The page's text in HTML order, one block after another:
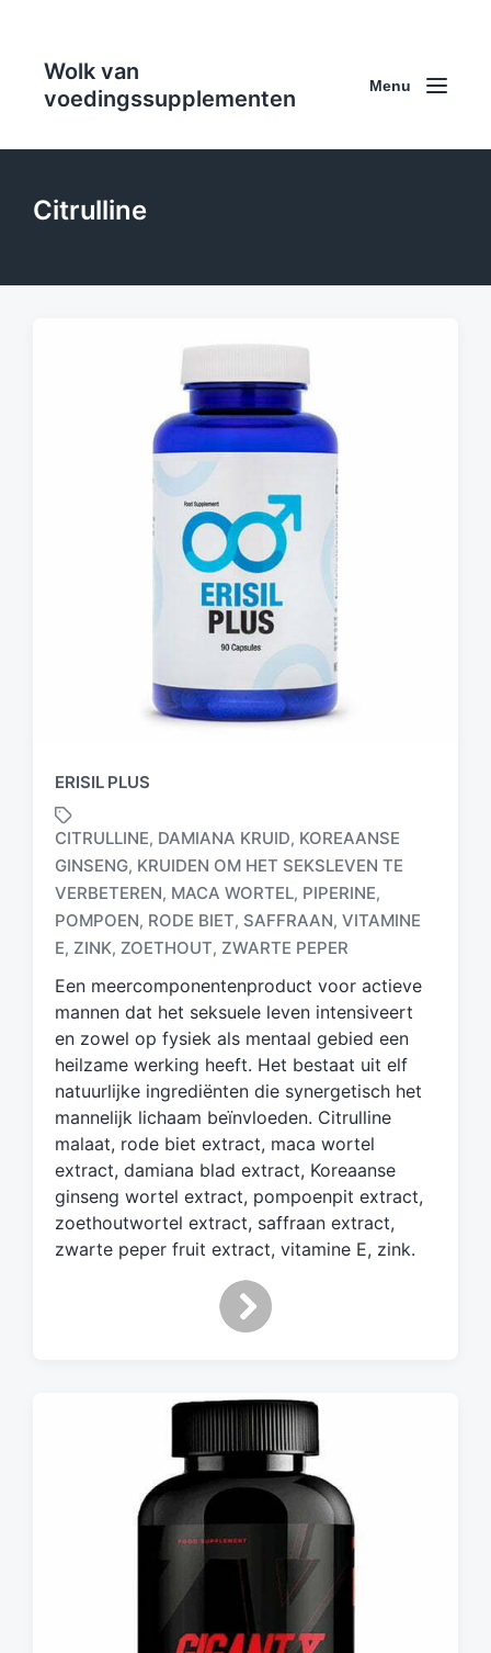
Wolk van
voedingssupplementen
Menu
Citrulline
ERISIL PLUS
G
e
t
g
d
m
e
CITRULLINE, DAMIANA KRUID, KOREAANSE
GINSENG, KRUIDEN OM HET SEKSLEVEN TE
VERBETEREN, MACA WORTEL, PIPERINE,
POMPOEN, RODE BIET, SAFFRAAN, VITAMINE
E, ZINK, ZOETHOUT, ZWARTE PEPER
Een meercomponentenproduct voor actieve
mannen dat het seksuele leven intensiveert
en zowel op fysiek als mentaal gebied een
heilzame werking heeft. Het bestaat uit elf
natuurlijke ingrediënten die synergetisch het
mannelijk lichaam beïnvloeden. Citrulline
malaat, rode biet extract, maca wortel
extract, damiana blad extract, Koreaanse
ginseng wortel extract, pompoenpit extract,
zoethoutwortel extract, saffraan extract,
zwarte peper fruit extract, vitamine E, zink.